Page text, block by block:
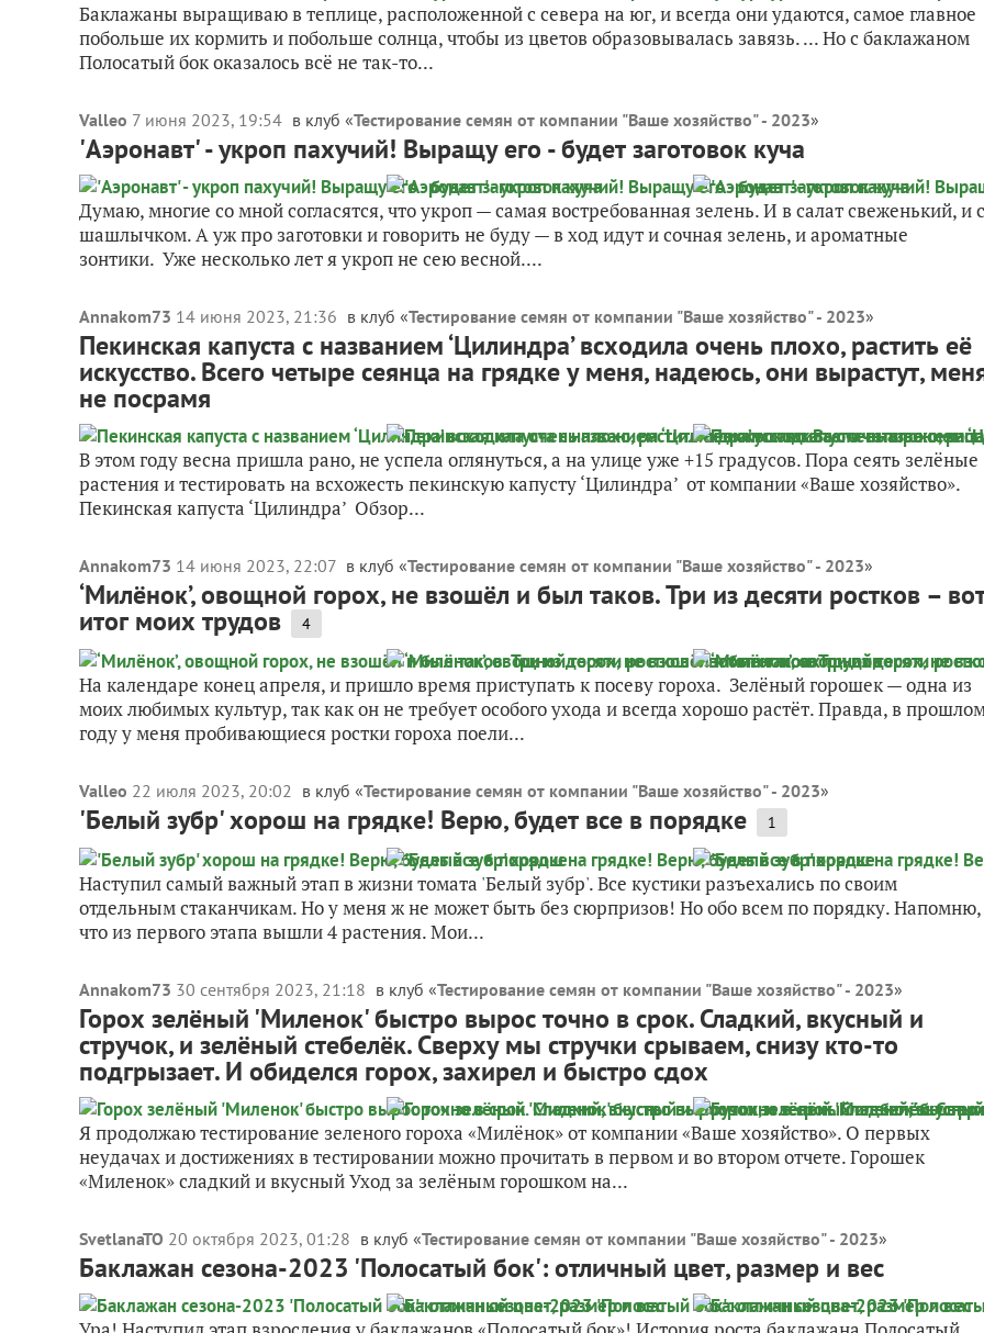
Баклажаны выращиваю в теплице, расположенной с севера на юг, и всегда они удаются, самое главное
побольше их кормить и побольше солнца, чтобы из цветов образовывалась завязь. ... Но с баклажаном
Полосатый бок оказалось всё не так-то...
Valleo 7 июня 2023, 19:54 в клуб «Тестирование семян от компании "Ваше хозяйство" - 2023»
'Аэронавт' - укроп пахучий! Выращу его - будет заготовок куча
Думаю, многие со мной согласятся, что укроп — самая востребованная зелень. И в салат свеженький, и с
шашлычком. А уж про заготовки и говорить не буду — в ход идут и сочная зелень, и ароматные
зонтики. Уже несколько лет я укроп не сею весной....
Annakom73 14 июня 2023, 21:36 в клуб «Тестирование семян от компании "Ваше хозяйство" - 2023»
Пекинская капуста с названием ‘Цилиндра’ всходила очень плохо, растить её
искусство. Всего четыре сеянца на грядке у меня, надеюсь, они вырастут,
не посрамя
В этом году весна пришла рано, не успела оглянуться, а на улице уже +15 градусов. Пора сеять зелёные
растения и тестировать на всхожесть пекинскую капусту ‘Цилиндра’ от компании «Ваше хозяйство».
Пекинская капуста ‘Цилиндра’ Обзор...
Annakom73 14 июня 2023, 22:07 в клуб «Тестирование семян от компании "Ваше хозяйство" - 2023»
‘Милëнок’, овощной горох, не взошёл и был таков. Три из десяти ростков –
итог моих трудов 4
На календаре конец апреля, и пришло время приступать к посеву гороха. Зелёный горошек — одна из
моих любимых культур, так как он не требует особого ухода и всегда хорошо растёт. Правда, в
году у меня пробивающиеся ростки гороха поели...
Valleo 22 июля 2023, 20:02 в клуб «Тестирование семян от компании "Ваше хозяйство" - 2023»
'Белый зубр' хорош на грядке! Верю, будет все в порядке 1
Наступил самый важный этап в жизни томата 'Белый зубр'. Все кустики разъехались по своим
отдельным стаканчикам. Но у меня ж не может быть без сюрпризов! Но обо всем по порядку. Напомню,
что из первого этапа вышли 4 растения. Мои...
Annakom73 30 сентября 2023, 21:18 в клуб «Тестирование семян от компании "Ваше хозяйство" - 2023»
Горох зелёный 'Миленок' быстро вырос точно в срок. Сладкий, вкусный и
стручок, и зелёный стебелёк. Сверху мы стручки срываем, снизу кто-то
подгрызает. И обиделся горох, захирел и быстро сдох
Я продолжаю тестирование зеленого гороха «Милëнок» от компании «Ваше хозяйство». О первых
неудачах и достижениях в тестировании можно прочитать в первом и во втором отчете. Горошек
«Миленок» сладкий и вкусный Уход за зелёным горошком на...
SvetlanaTO 20 октября 2023, 01:28 в клуб «Тестирование семян от компании "Ваше хозяйство" - 2023»
Баклажан сезона-2023 'Полосатый бок': отличный цвет, размер и вес